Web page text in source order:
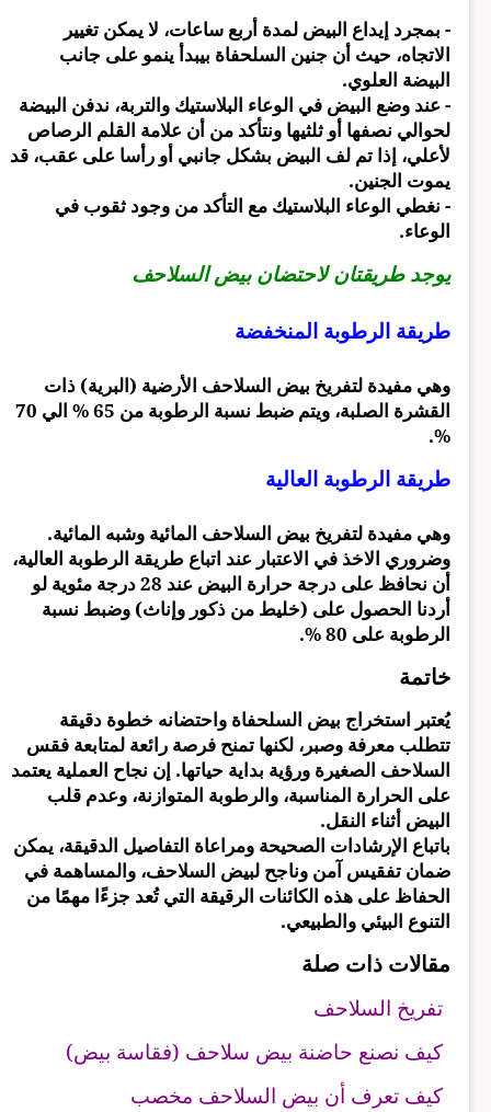
- بمجرد إيداع البيض لمدة أربع ساعات، لا يمكن تغيير
الاتجاه، حيث أن جنين السلحفاة بيبدأ ينمو على جانب
البيضة العلوي.
- عند وضع البيض في الوعاء البلاستيك والتربة، ندفن البيضة
لحوالي نصفها أو ثلثيها ونتأكد من أن علامة القلم الرصاص
لأعلي، إذا تم لف البيض بشكل جانبي أو رأسا على عقب، قد
يموت الجنين.
- نغطي الوعاء البلاستيك مع التأكد من وجود ثقوب في
الوعاء.
يوجد طريقتان لاحتضان بيض السلاحف
طريقة الرطوبة المنخفضة
وهي مفيدة لتفريخ بيض السلاحف الأرضية (البرية) ذات
القشرة الصلبة، ويتم ضبط نسبة الرطوبة من 65 % الي 70
%.
طريقة الرطوبة العالية
وهي مفيدة لتفريخ بيض السلاحف المائية وشبه المائية.
وضروري الاخذ في الاعتبار عند اتباع طريقة الرطوبة العالية،
أن نحافظ على درجة حرارة البيض عند 28 درجة مئوية لو
أردنا الحصول على (خليط من ذكور وإناث) وضبط نسبة
الرطوبة على 80 %.
خاتمة
يُعتبر استخراج بيض السلحفاة واحتضانه خطوة دقيقة
تتطلب معرفة وصبر، لكنها تمنح فرصة رائعة لمتابعة فقس
السلاحف الصغيرة ورؤية بداية حياتها. إن نجاح العملية يعتمد
على الحرارة المناسبة، والرطوبة المتوازنة، وعدم قلب
البيض أثناء النقل.
باتباع الإرشادات الصحيحة ومراعاة التفاصيل الدقيقة، يمكن
ضمان تفقيس آمن وناجح لبيض السلاحف، والمساهمة في
الحفاظ على هذه الكائنات الرقيقة التي تُعد جزءًا مهمًا من
التنوع البيئي والطبيعي.
مقالات ذات صلة
تفريخ السلاحف
كيف نصنع حاضنة بيض سلاحف (فقاسة بيض)
كيف تعرف أن بيض السلاحف مخصب